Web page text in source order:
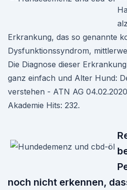
Erkrankung, das so genannte
Dysfunktionssyndrom,
Die Diagnose dieser
ganz einfach und Alter Hund:
verstehen - ATN AG
Akademie Hits: 232.
noch nicht erkennen,